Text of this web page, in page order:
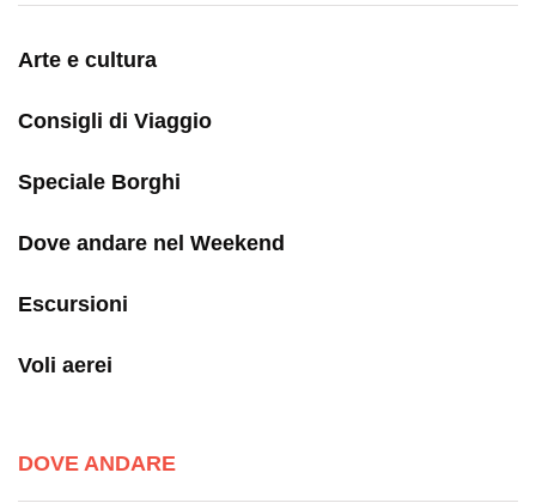
Arte e cultura
Consigli di Viaggio
Speciale Borghi
Dove andare nel Weekend
Escursioni
Voli aerei
DOVE ANDARE